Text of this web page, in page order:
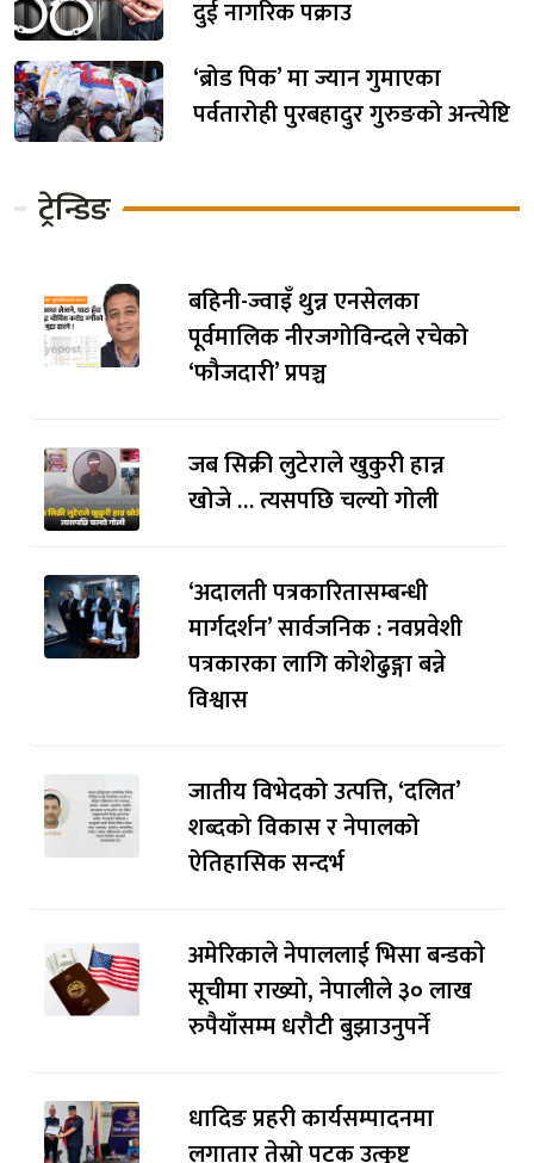
दुई नागरिक पक्राउ
‘ब्रोड पिक’ मा ज्यान गुमाएका
पर्वतारोही पुरबहादुर गुरुङको अन्त्येष्टि
ट्रेन्डिङ
बहिनी-ज्वाइँ थुन्न एनसेलका
पूर्वमालिक नीरजगोविन्दले रचेको
‘फौजदारी’ प्रपञ्च
जब सिक्री लुटेराले खुकुरी हान्न
खोजे … त्यसपछि चल्यो गोली
‘अदालती पत्रकारितासम्बन्धी
मार्गदर्शन’ सार्वजनिक : नवप्रवेशी
पत्रकारका लागि कोशेढुङ्गा बन्ने
विश्वास
जातीय विभेदको उत्पत्ति, ‘दलित’
शब्दको विकास र नेपालको
ऐतिहासिक सन्दर्भ
अमेरिकाले नेपाललाई भिसा बन्डकाे
सूचीमा राख्यो, नेपालीले ३० लाख
रुपैयाँसम्म धरौटी बुझाउनुपर्ने
धादिङ प्रहरी कार्यसम्पादनमा
लगातार तेस्रो पटक उत्कृष्ट